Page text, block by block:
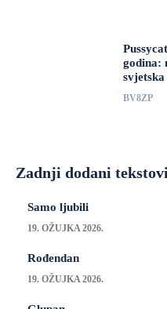
godina:
BV8ZP
Zadnji dodani tekstovi
Samo ljubili
19. OŽUJKA 2026.
Rođendan
19. OŽUJKA 2026.